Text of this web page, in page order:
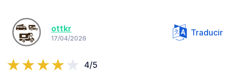
ottkr
17/04/2026
Traducir
4/5